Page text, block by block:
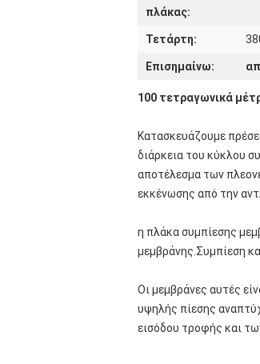
πλάκας:
Τετάρτη:
Επισημαίνω:
100 τετραγωνικά
Κατασκευάζουμε
διάρκεια του κύκλου
αποτέλεσμα των
εκκένωσης από την
η πλάκα συμπίεσης
μεμβράνης.Συμπίεση
Οι μεμβράνες αυτές
υψηλής πίεσης
εισόδου τροφής και